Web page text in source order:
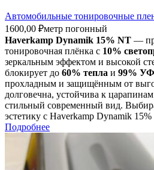
Автомобильные тонировочные
1600,00 ₽метр погонный
Haverkamp Dynamik 15% NT —
тонировочная плёнка с 10%
зеркальным эффектом и высокой
блокирует до 60% тепла и 99%
прохладным и защищённым от
долговечна, устойчива к
стильный современный вид.
эстетику с Haverkamp Dynamik
Подробнее